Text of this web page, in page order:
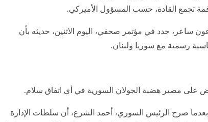
تجمع القادة، حسب المسؤول الأميركي.
ساعر، جدد في مؤتمر صحفي، اليوم الاثنين، حديثه بأن
رسمية مع سوريا ولبنان.
على مصير هضبة الجولان السورية في أي اتفاق سلام.
بعدما صرح الرئيس السوري، أحمد الشرع، أن سلطات الإدارة